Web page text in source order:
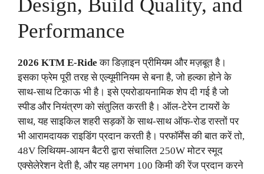
Design, Build Quality, and
Performance
2026 KTM E-Ride का डिज़ाइन प्रीमियम और मज़बूत है।
इसका फ्रेम पूरी तरह से एल्यूमीनियम से बना है, जो हल्का होने के
साथ-साथ टिकाऊ भी है। इसे एयरोडायनामिक शेप दी गई है जो
स्पीड और नियंत्रण को संतुलित करती है। ऑल-टेरेन टायरों के
साथ, यह साइकिल शहरी सड़कों के साथ-साथ ऑफ-रोड रास्तों पर
भी आरामदायक राइडिंग प्रदान करती है। परफॉर्मेंस की बात करें तो,
48V लिथियम-आयन बैटरी द्वारा संचालित 250W मोटर स्मूद
एक्सेलेरेशन देती है, और यह लगभग 100 किमी की रेंज प्रदान करने